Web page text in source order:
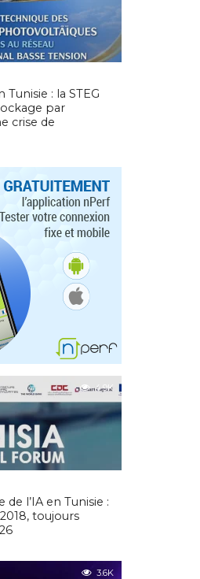
: la STEG
par
crise de
4.9K
l’IA en Tunisie :
toujours
3.6K